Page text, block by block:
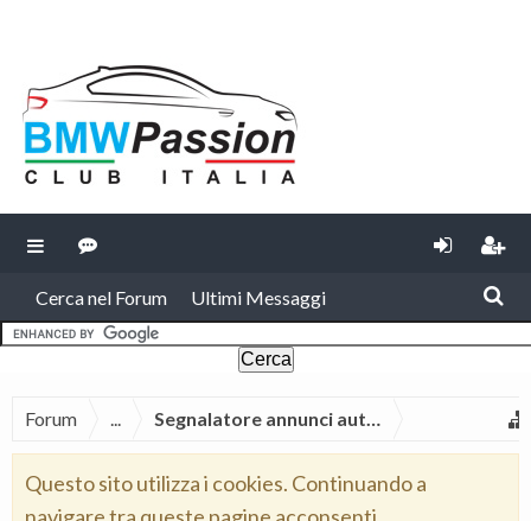
Cerca nel Forum Ultimi Messaggi
Forum ... Segnalatore annunci automatico Moto
Questo sito utilizza i cookies. Continuando a